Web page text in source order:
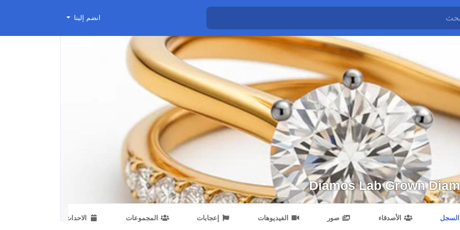
انضم إلينا
Diamos Lab Grown
السجل الأصدقاء صور الفيديوهات إعجابات المجموعات الاحداث